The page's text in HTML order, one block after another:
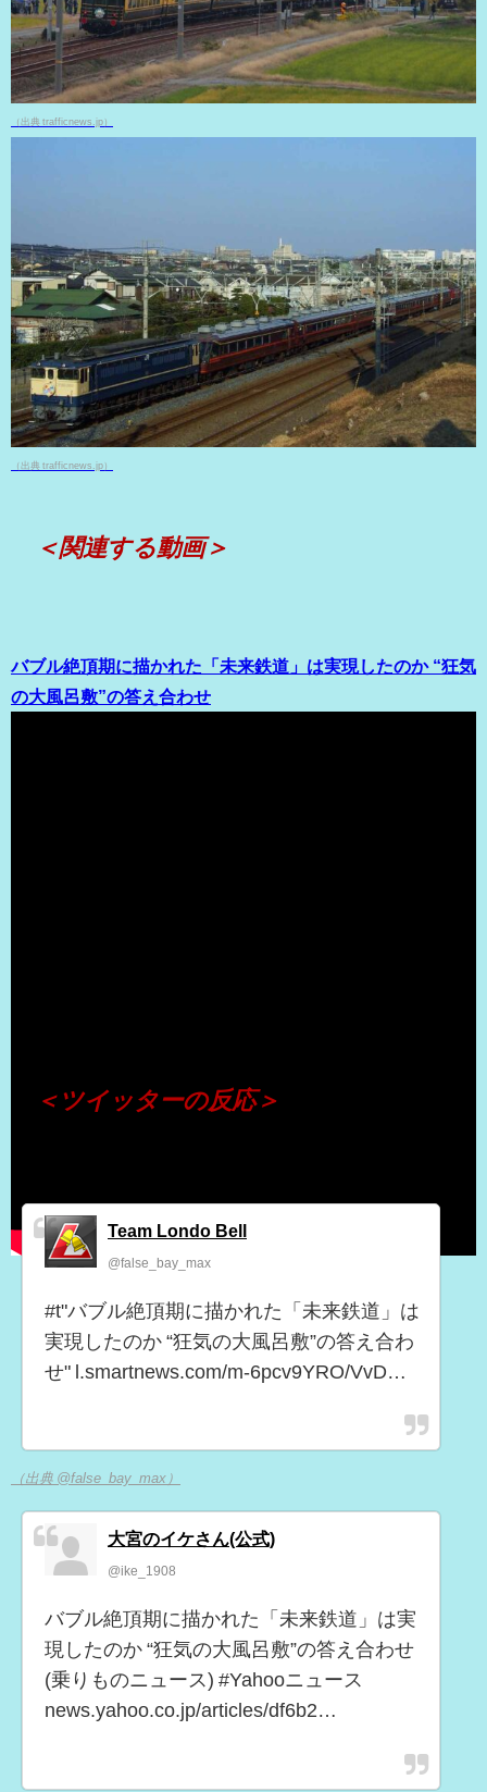
（出典 trafficnews.jp）
（出典 trafficnews.jp）
＜関連する動画＞
バブル絶頂期に描かれた「未来鉄道」は実現したのか “狂気
の大風呂敷”の答え合わせ
＜ツイッターの反応＞
Team Londo Bell
@false_bay_max
#t"バブル絶頂期に描かれた「未来鉄道」は
実現したのか “狂気の大風呂敷”の答え合わ
せ" l.smartnews.com/m-6pcv9YRO/VvD…
（出典 @false_bay_max）
大宮のイケさん(公式)
@ike_1908
バブル絶頂期に描かれた「未来鉄道」は実
現したのか “狂気の大風呂敷”の答え合わせ
(乗りものニュース) #Yahooニュース
news.yahoo.co.jp/articles/df6b2…